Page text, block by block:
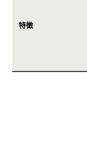
特徴